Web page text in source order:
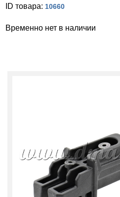
ID товара: 10660
Временно нет в наличии